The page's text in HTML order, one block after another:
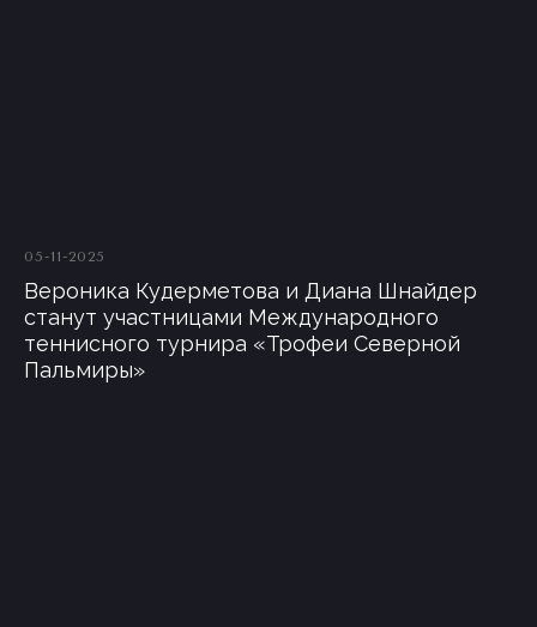
05-11-2025
Вероника Кудерметова и Диана Шнайдер
станут участницами Международного
теннисного турнира «Трофеи Северной
Пальмиры»